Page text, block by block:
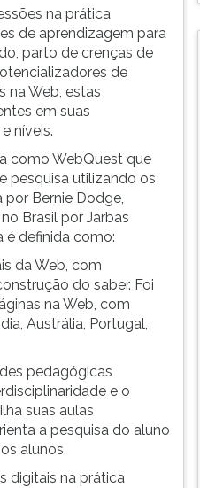
na prática
de aprendizagem para
parto de crenças de
de
na Web, estas
em suas
níveis.
como WebQuest que
pesquisa utilizando os
Bernie Dodge,
Brasil por Jarbas
é definida como:
da Web, com
do saber. Foi
na Web, com
Austrália, Portugal,
pedagógicas
e o
suas aulas
a pesquisa do aluno
alunos.
digitais na prática